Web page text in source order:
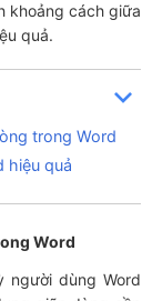
khoảng cách giữa
quả.
trong Word
hiệu quả
Word
người dùng Word